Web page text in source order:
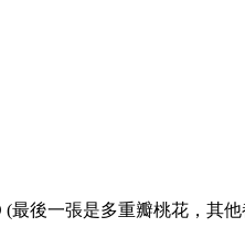
最後一張是多重瓣桃花，其